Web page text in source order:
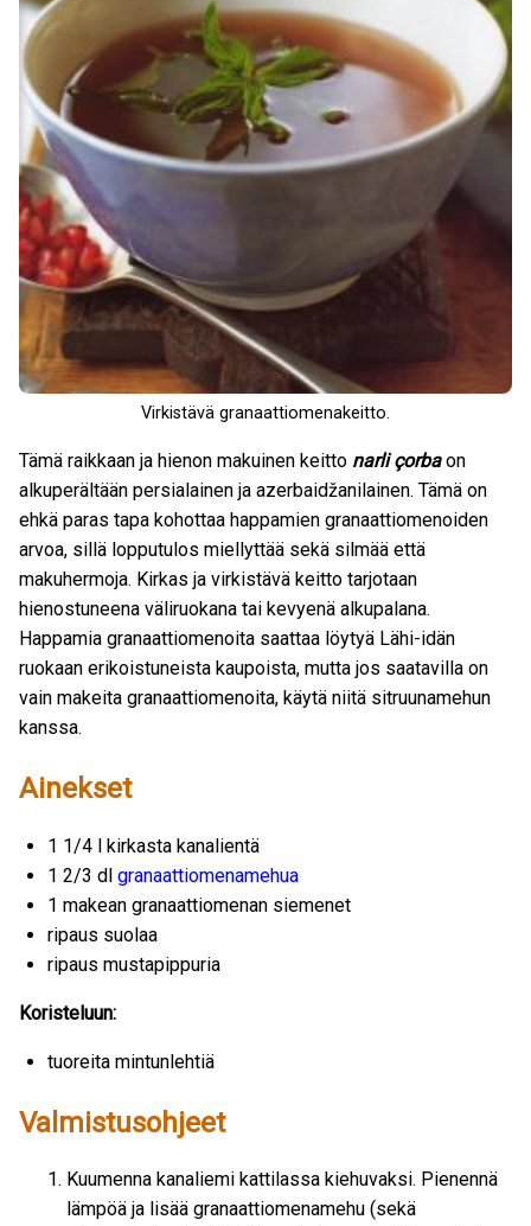
Virkistävä granaattiomenakeitto.
Tämä raikkaan ja hienon makuinen keitto narli çorbaon
alkuperältään persialainen ja azerbaidžanilainen. Tämä on
ehkä paras tapa kohottaa happamien granaattiomenoiden
arvoa, sillä lopputulos miellyttää sekä silmää että
makuhermoja. Kirkas ja virkistävä keitto tarjotaan
hienostuneena väliruokana tai kevyenä alkupalana.
Happamia granaattiomenoita saattaa löytyä Lähi-idän
ruokaan erikoistuneista kaupoista, mutta jos saatavilla on
vain makeita granaattiomenoita, käytä niitä sitruunamehun
kanssa.
Ainekset
1 1/4 l kirkasta kanalientä
1 2/3 dl granaattiomenamehua
1 makean granaattiomenan siemenet
ripaus suolaa
ripaus mustapippuria
Koristeluun:
tuoreita mintunlehtiä
Valmistusohjeet
Kuumenna kanaliemi kattilassa kiehuvaksi. Pienennä
lämpöä ja lisää granaattiomenamehu (sekä